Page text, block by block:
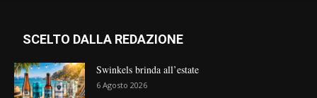
SCELTO DALLA REDAZIONE
Swinkels brinda all’estate
6 Agosto 2026